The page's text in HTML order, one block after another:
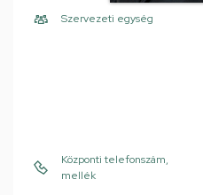
Szervezeti egység
Központi telefonszám,
mellék